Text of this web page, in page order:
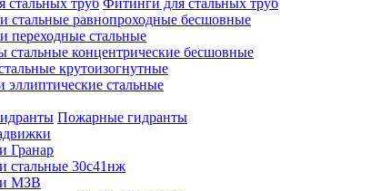
Фитинги для стальных труб
стальные равнопроходные бесшовные
переходные стальные
стальные концентрические бесшовные
крутоизогнутные
эллиптические стальные
Пожарные гидранты
Гранар
стальные 30с41нж
МЗВ